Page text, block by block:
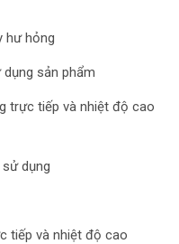
hư hỏng
sản phẩm
trực tiếp và nhiệt độ cao
dụng
tiếp và nhiệt độ cao